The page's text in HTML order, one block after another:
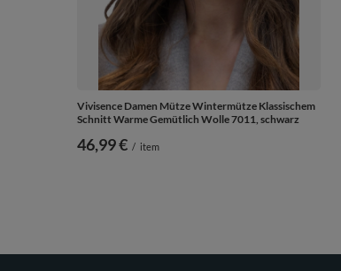
Vivisence Damen Mütze Wintermütze Klassischem
Schnitt Warme Gemütlich Wolle 7011, schwarz
46,99 € / item